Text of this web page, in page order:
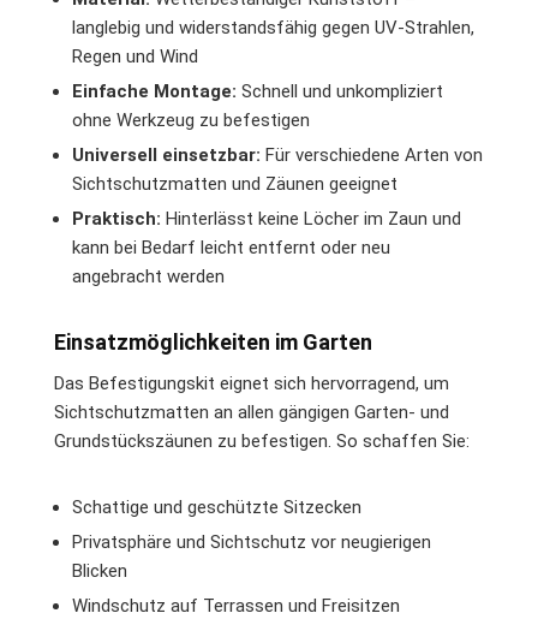
langlebig und widerstandsfähig gegen UV-Strahlen,
Regen und Wind
Einfache Montage: Schnell und unkompliziert
ohne Werkzeug zu befestigen
Universell einsetzbar: Für verschiedene Arten von
Sichtschutzmatten und Zäunen geeignet
Praktisch: Hinterlässt keine Löcher im Zaun und
kann bei Bedarf leicht entfernt oder neu
angebracht werden
Einsatzmöglichkeiten im Garten
Das Befestigungskit eignet sich hervorragend, um
Sichtschutzmatten an allen gängigen Garten- und
Grundstückszäunen zu befestigen. So schaffen Sie:
Schattige und geschützte Sitzecken
Privatsphäre und Sichtschutz vor neugierigen
Blicken
Windschutz auf Terrassen und Freisitzen